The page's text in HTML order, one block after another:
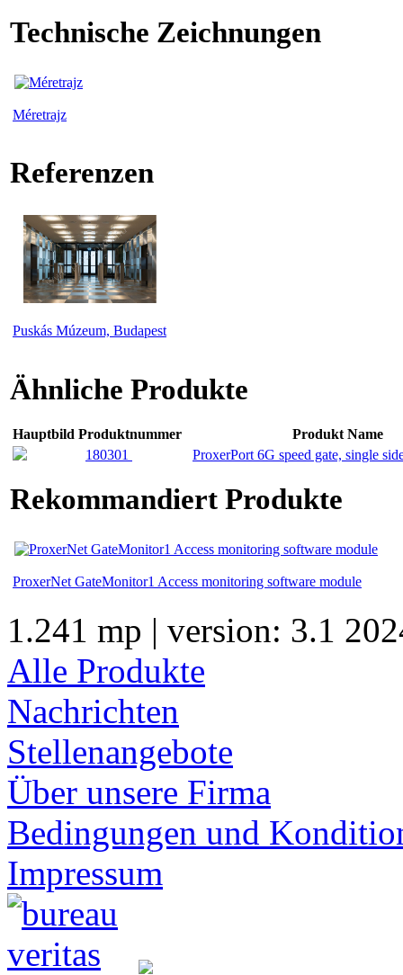
Technische Zeichnungen
Méretrajz
Referenzen
Puskás Múzeum, Budapest
Ähnliche Produkte
Hauptbild Produktnummer
Produkt Name
180301
ProxerPort 6G speed gate, single
Rekommandiert Produkte
ProxerNet GateMonitor1 Access monitoring software module
1.241 mp | version: 3.1
Alle Produkte
Nachrichten
Stellenangebote
Über unsere Firma
Bedingungen und
Impressum